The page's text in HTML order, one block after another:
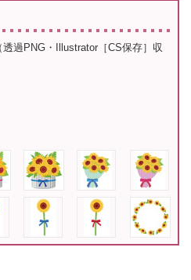
過PNG・Illustrator［CS保存］収